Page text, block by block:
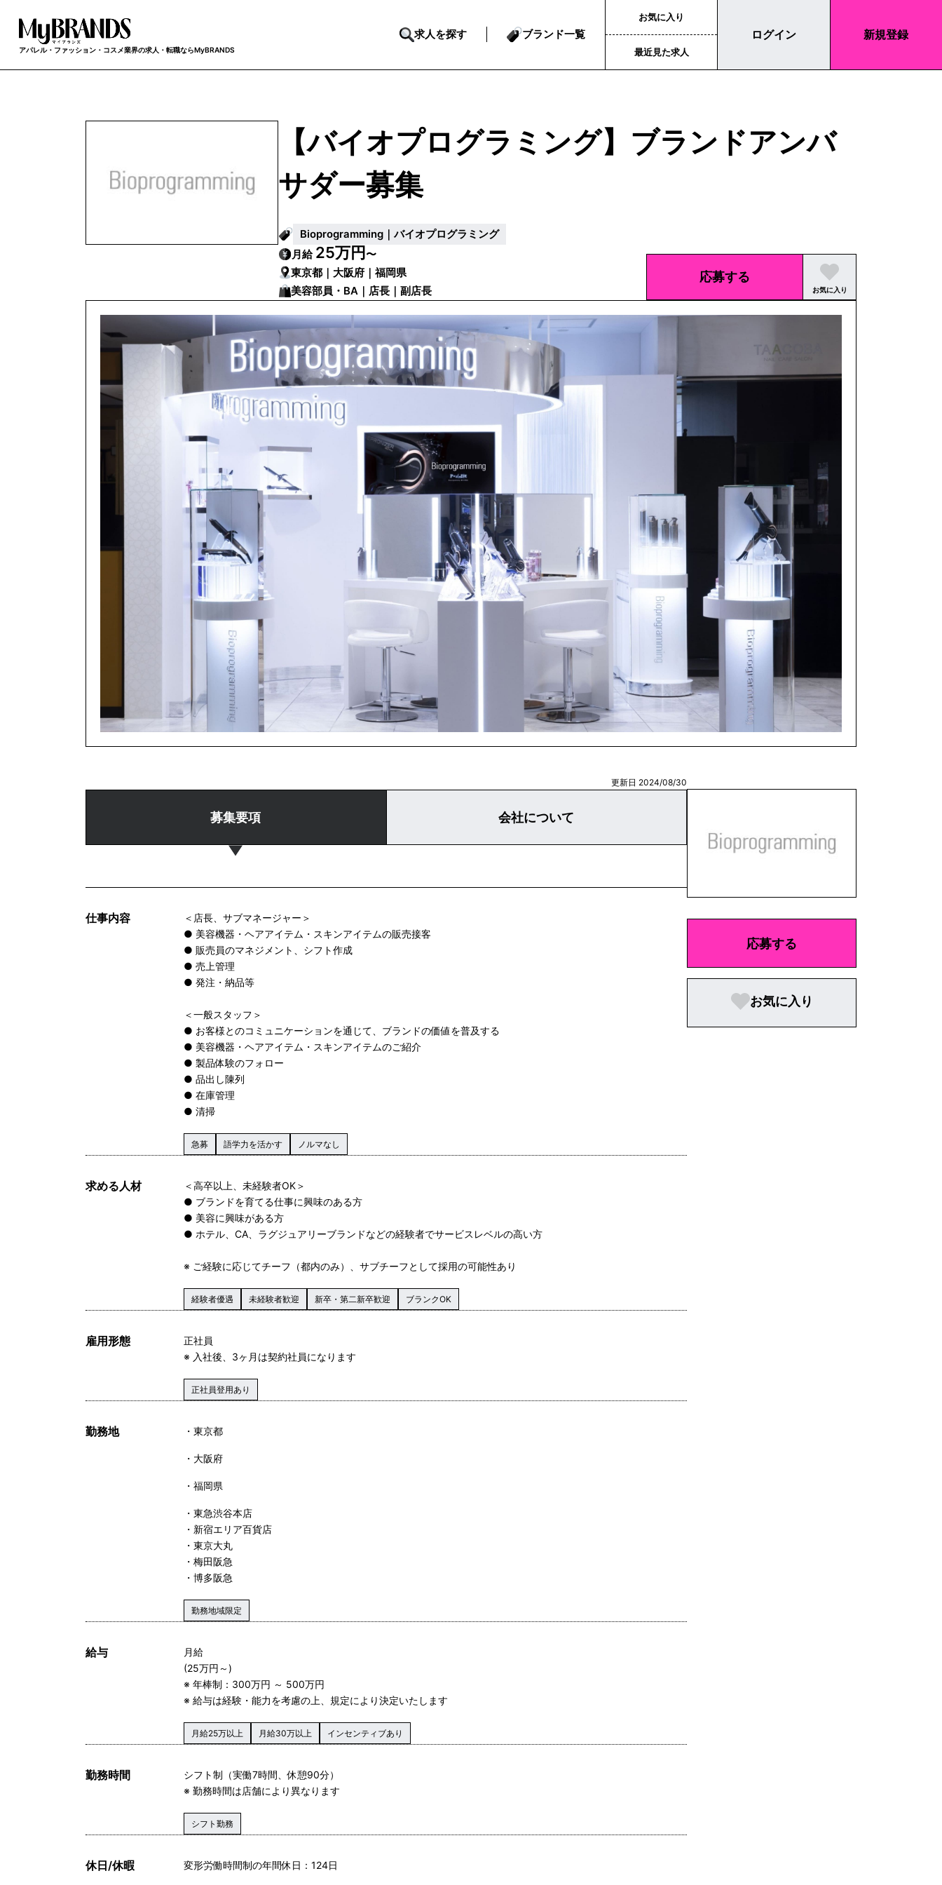
アパレル・ファッション・コスメ業界の求人・転職ならMyBRANDS
求人を探す ブランド一覧
お気に入り
最近見た求人
ログイン 新規登録
【バイオプログラミング】ブランドアンバ
サダー募集
Bioprogramming｜バイオプログラミング
月給 25万円〜
東京都｜大阪府｜福岡県
美容部員・BA｜店長｜副店長
応募する
お気に入り
更新日 2024/08/30
募集要項 会社について
仕事内容
＜店長、サブマネージャー＞
● 美容機器・ヘアアイテム・スキンアイテムの販売接客
● 販売員のマネジメント、シフト作成
● 売上管理
● 発注・納品等
＜一般スタッフ＞
● お客様とのコミュニケーションを通じて、ブランドの価値を普及する
● 美容機器・ヘアアイテム・スキンアイテムのご紹介
● 製品体験のフォロー
● 品出し陳列
● 在庫管理
● 清掃
急募 語学力を活かす ノルマなし
求める人材
＜高卒以上、未経験者OK＞
● ブランドを育てる仕事に興味のある方
● 美容に興味がある方
● ホテル、CA、ラグジュアリーブランドなどの経験者でサービスレベルの高い方
※ ご経験に応じてチーフ（都内のみ）、サブチーフとして採用の可能性あり
経験者優遇 未経験者歓迎 新卒・第二新卒歓迎 ブランクOK
雇用形態
正社員
※ 入社後、3ヶ月は契約社員になります
正社員登用あり
勤務地 東京都
大阪府
福岡県
・東急渋谷本店
・新宿エリア百貨店
・東京大丸
・梅田阪急
・博多阪急
勤務地域限定
給与
月給
(25万円～)
※ 年棒制：300万円 ～ 500万円
※ 給与は経験・能力を考慮の上、規定により決定いたします
月給25万以上 月給30万以上 インセンティブあり
勤務時間
シフト制（実働7時間、休憩90分）
※ 勤務時間は店舗により異なります
シフト勤務
休日/休暇 変形労働時間制の年間休日：124日
応募する
お気に入り